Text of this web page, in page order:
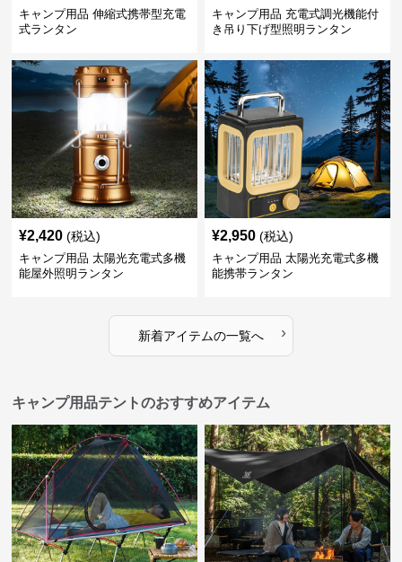
キャンプ用品 伸縮式携帯型充電
式ランタン
キャンプ用品 充電式調光機能付
き吊り下げ型照明ランタン
¥2,420 (税込)
キャンプ用品 太陽光充電式多機
能屋外照明ランタン
¥2,950 (税込)
キャンプ用品 太陽光充電式多機
能携帯ランタン
新着アイテムの一覧へ ›
キャンプ用品テントのおすすめアイテム